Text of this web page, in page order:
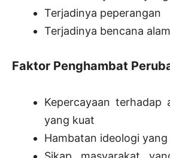
Terjadinya peperangan
Terjadinya bencana alam
Faktor Penghambat
Kepercayaan terhadap
yang kuat
Hambatan ideologi